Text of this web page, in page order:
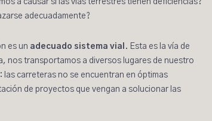
a causar si las vías terrestres tienen deficiencias?
adecuadamente?
es un adecuado sistema vial . Esta es la vía de
nos transportamos a diversos lugares de nuestro
carreteras no se encuentran en óptimas
de proyectos que vengan a solucionar las